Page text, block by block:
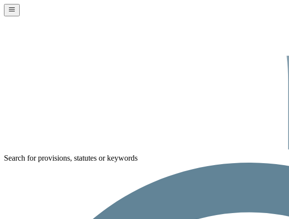
Search for provisions, statutes or keywords